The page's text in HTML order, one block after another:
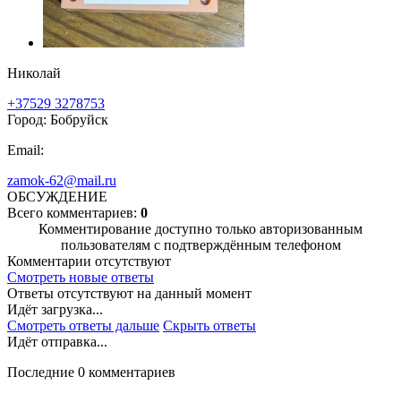
Николай
+37529 3278753
Город: Бобруйск
Email:
zamok-62@mail.ru
ОБСУЖДЕНИЕ
Всего комментариев: 0
Комментирование доступно только авторизованным
пользователям с подтверждённым телефоном
Комментарии отсутствуют
Смотреть новые ответы
Ответы отсутствуют на данный момент
Идёт загрузка...
Смотреть ответы дальше Скрыть ответы
Идёт отправка...
Последние 0 комментариев